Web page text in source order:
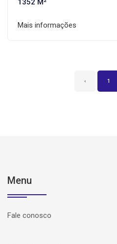
1352 M²
Mais informações
‹ 1
Menu
Fale conosco